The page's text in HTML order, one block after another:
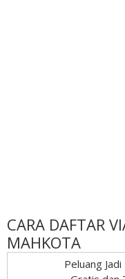
CARA DAFTAR
MAHKOTA
Peluang